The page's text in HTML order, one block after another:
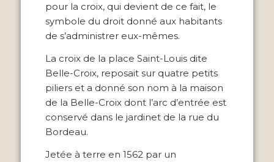
pour la croix, qui devient de ce fait, le
symbole du droit donné aux habitants
de s’administrer eux-mêmes.
La croix de la place Saint-Louis dite
Belle-Croix, reposait sur quatre petits
piliers et a donné son nom à la maison
de la Belle-Croix dont l’arc d’entrée est
conservé dans le jardinet de la rue du
Bordeau.
Jetée à terre en 1562 par un